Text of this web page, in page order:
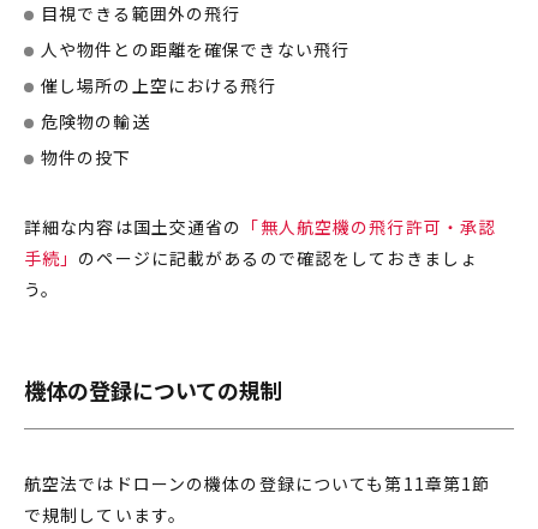
目視できる範囲外の飛行
人や物件との距離を確保できない飛行
催し場所の上空における飛行
危険物の輸送
物件の投下
詳細な内容は国土交通省の 「無人航空機の飛行許可・承認
手続」 のページに記載があるので確認をしておきましょ
う。
機体の登録についての規制
航空法では ドローンの機体の登録についても第11章第1節
で規制 しています。